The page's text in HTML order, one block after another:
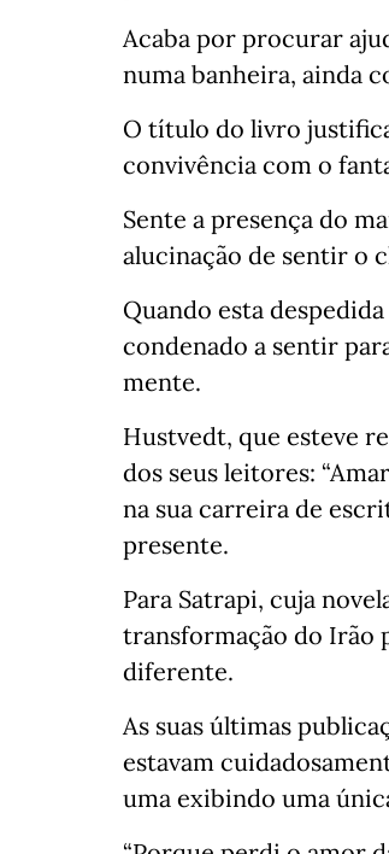
Acaba por procurar
numa banheira, ainda
O título do livro
convivência com o
Sente a presença do
alucinação de sentir o
Quando esta
condenado a sentir
mente.
Hustvedt, que esteve
dos seus leitores:
na sua carreira de
presente.
Para Satrapi, cuja
transformação do Irão
diferente.
As suas últimas
estavam
uma exibindo uma